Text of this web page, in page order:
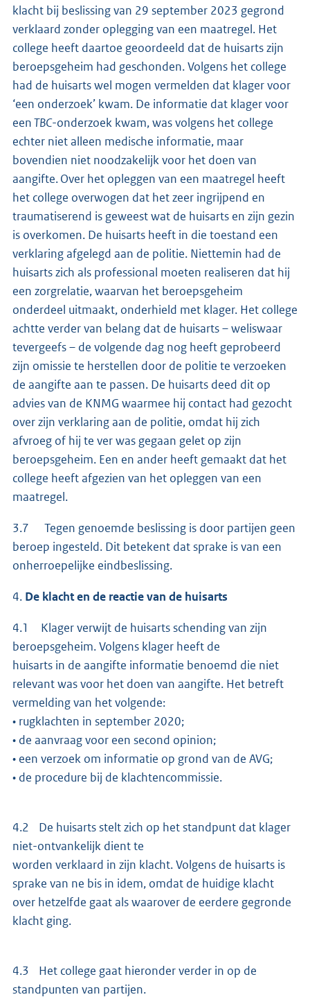
klacht bij beslissing van 29 september 2023 gegrond
verklaard zonder oplegging van een maatregel. Het
college heeft daartoe geoordeeld dat de huisarts zijn
beroepsgeheim had geschonden. Volgens het college
had de huisarts wel mogen vermelden dat klager voor
‘een onderzoek’ kwam. De informatie dat klager voor
eenTBC-onderzoek kwam, was volgens het college
echter niet alleen medische informatie, maar
bovendien niet noodzakelijk voor het doen van
aangifte. Over het opleggen van een maatregel heeft
het college overwogen dat het zeer ingrijpend en
traumatiserend is geweest wat de huisarts en zijn gezin
is overkomen. De huisarts heeft in die toestand een
verklaring afgelegd aan de politie. Niettemin had de
huisarts zich als professional moeten realiseren dat hij
een zorgrelatie, waarvan het beroepsgeheim
onderdeel uitmaakt, onderhield met klager. Het college
achtte verder van belang dat de huisarts – weliswaar
tevergeefs – de volgende dag nog heeft geprobeerd
zijn omissie te herstellen door de politie te verzoeken
de aangifte aan te passen. De huisarts deed dit op
advies van de KNMG waarmee hij contact had gezocht
over zijn verklaring aan de politie, omdat hij zich
afvroeg of hij te ver was gegaan gelet op zijn
beroepsgeheim. Een en ander heeft gemaakt dat het
college heeft afgezien van het opleggen van een
maatregel.
3.7 Tegen genoemde beslissing is door partijen geen
beroep ingesteld. Dit betekent dat sprake is van een
onherroepelijke eindbeslissing.
4. De klacht en de reactie van de huisarts
4.1 Klager verwijt de huisarts schending van zijn
beroepsgeheim. Volgens klager heeft de
huisarts in de aangifte informatie benoemd die niet
relevant was voor het doen van aangifte. Het betreft
vermelding van het volgende:
• rugklachten in september 2020;
• de aanvraag voor een second opinion;
• een verzoek om informatie op grond van de AVG;
• de procedure bij de klachtencommissie.
4.2 De huisarts stelt zich op het standpunt dat klager
niet-ontvankelijk dient te
worden verklaard in zijn klacht. Volgens de huisarts is
sprake van ne bis in idem, omdat de huidige klacht
over hetzelfde gaat als waarover de eerdere gegronde
klacht ging.
4.3 Het college gaat hieronder verder in op de
standpunten van partijen.